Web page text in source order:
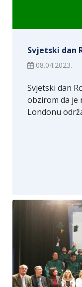
Svjetski dan
08.04.2023.
Svjetski dan
obzirom da je
Londonu